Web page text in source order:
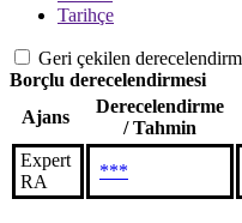
Tarihçe
Geri çekilen
Borçlu derecelendirmesi
Ajans
Derecelendirme
/ Tahmin
Expert
RA
***